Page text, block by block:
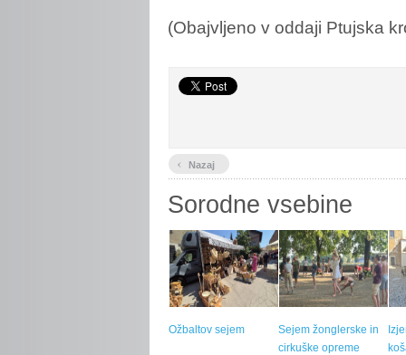
(Obajvljeno v oddaji Ptujska
‹ Nazaj
Sorodne vsebine
Ožbaltov sejem
Sejem žonglerske in
cirkuške opreme